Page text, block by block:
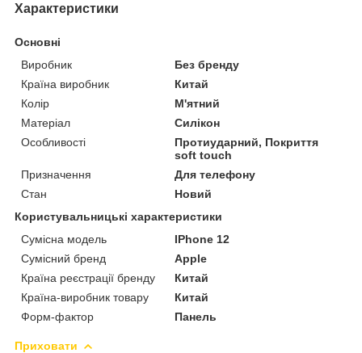
Характеристики
Основні
Виробник
Без бренду
Країна виробник
Китай
Колір
М'ятний
Матеріал
Силікон
Особливості
Протиударний, Покриття
soft touch
Призначення
Для телефону
Стан
Новий
Користувальницькі характеристики
Сумісна модель
IPhone 12
Сумісний бренд
Apple
Країна реєстрації бренду
Китай
Країна-виробник товару
Китай
Форм-фактор
Панель
Приховати